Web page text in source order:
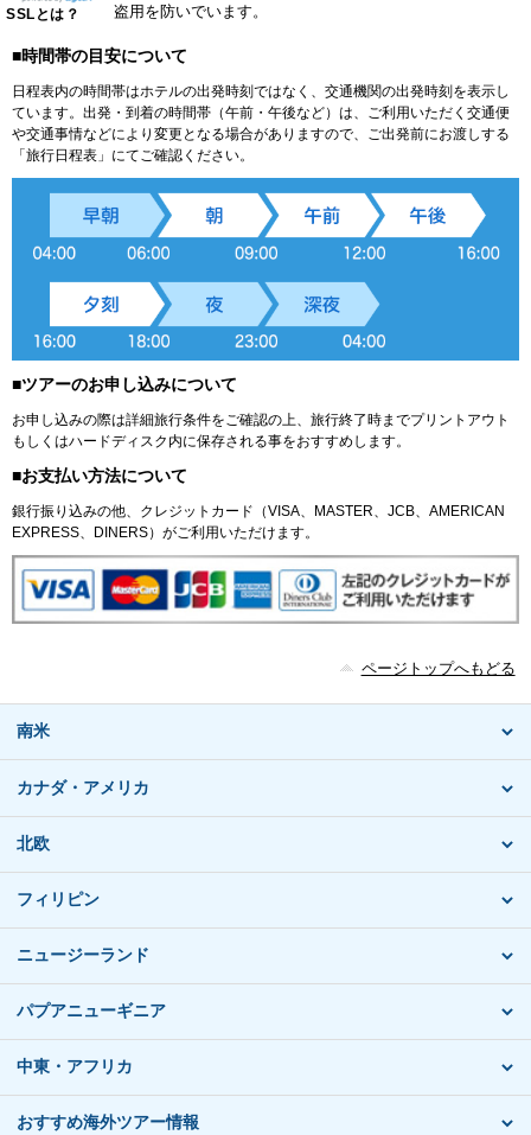
SSLとは？
盗用を防いでいます。
■時間帯の目安について
日程表内の時間帯はホテルの出発時刻ではなく、交通機関の出発時刻を表示し
ています。出発・到着の時間帯（午前・午後など）は、ご利用いただく交通便
や交通事情などにより変更となる場合がありますので、ご出発前にお渡しする
「旅行日程表」にてご確認ください。
■ツアーのお申し込みについて
お申し込みの際は詳細旅行条件をご確認の上、旅行終了時までプリントアウト
もしくはハードディスク内に保存される事をおすすめします。
■お支払い方法について
銀行振り込みの他、クレジットカード（VISA、MASTER、JCB、AMERICAN
EXPRESS、DINERS）がご利用いただけます。
ページトップへもどる
南米
カナダ・アメリカ
北欧
フィリピン
ニュージーランド
パプアニューギニア
中東・アフリカ
おすすめ海外ツアー情報